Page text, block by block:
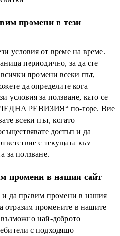
промени в тези
условия от време на време.
периодично, за да сте
промени всеки път,
да определите кога
условия за ползване, като се
РЕВИЗИЯ“ по-горе. Вие
всеки път, когато
достъп и да
с текущата към
за ползване.
промени в нашия сайт
и да правим промени в нашия
отразим промените в нашите
най-доброто
с подходящо